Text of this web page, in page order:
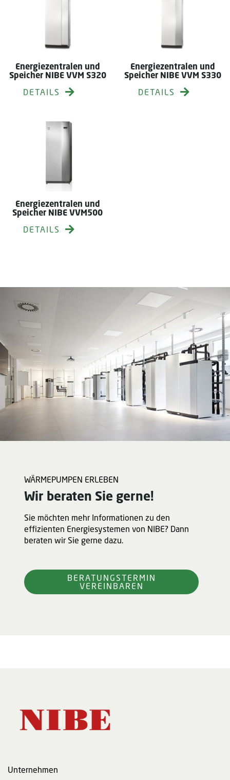
Energiezentralen und
Speicher NIBE VVM S320
DETAILS
Energiezentralen und
Speicher NIBE VVM S330
DETAILS
Energiezentralen und
Speicher NIBE VVM500
DETAILS
WÄRMEPUMPEN ERLEBEN
Wir beraten Sie gerne!
Sie möchten mehr Informationen zu den
effizienten Energiesystemen von NIBE? Dann
beraten wir Sie gerne dazu.
BERATUNGSTERMIN
VEREINBAREN
Unternehmen